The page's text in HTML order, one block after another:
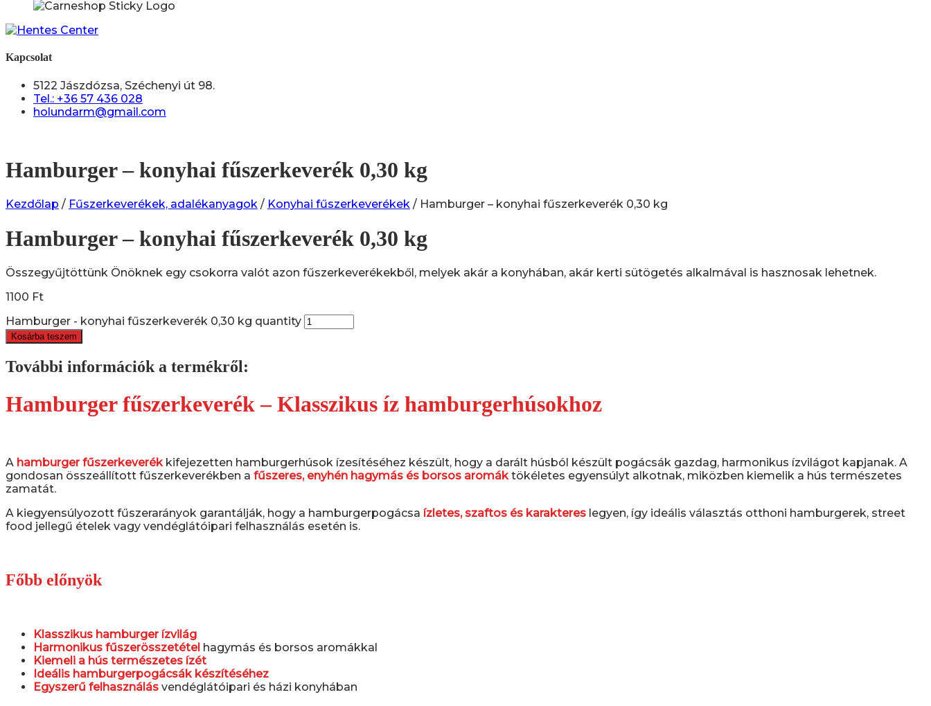
Kapcsolat
5122 Jászdózsa, Széchenyi út 98.
Tel.: +36 57 436 028
holundarm@gmail.com
Hamburger – konyhai fűszerkeverék 0,30 kg
Kezdőlap / Fűszerkeverékek, adalékanyagok / Konyhai fűszerkeverékek / Hamburger – konyhai fűszerkeverék 0,30 kg
Hamburger – konyhai fűszerkeverék 0,30 kg
Összegyűjtöttünk Önöknek egy csokorra valót azon fűszerkeverékekből, melyek akár a konyhában, akár kerti sütögetés alkalmával is hasznosak lehetnek.
1100 Ft
Hamburger - konyhai fűszerkeverék 0,30 kg quantity
Kosárba teszem
További információk a termékről:
Hamburger fűszerkeverék – Klasszikus íz hamburgerhúsokhoz
A hamburger fűszerkeverékkifejezetten hamburgerhúsok ízesítéséhez készült, hogy a darált húsból készült pogácsák gazdag, harmonikus ízvilágot kapjanak. A
gondosan összeállított fűszerkeverékben a fűszeres, enyhén hagymás és borsos aromáktökéletes egyensúlyt alkotnak, miközben kiemelik a hús természetes
zamatát.
A kiegyensúlyozott fűszerarányok garantálják, hogy a hamburgerpogácsa ízletes, szaftos és karakteres legyen, így ideális választás otthoni hamburgerek, street
food jellegű ételek vagy vendéglátóipari felhasználás esetén is.
Főbb előnyök
Klasszikus hamburger ízvilág
Harmonikus fűszerösszetétel hagymás és borsos aromákkal
Kiemeli a hús természetes ízét
Ideális hamburgerpogácsák készítéséhez
Egyszerű felhasználás vendéglátóipari és házi konyhában